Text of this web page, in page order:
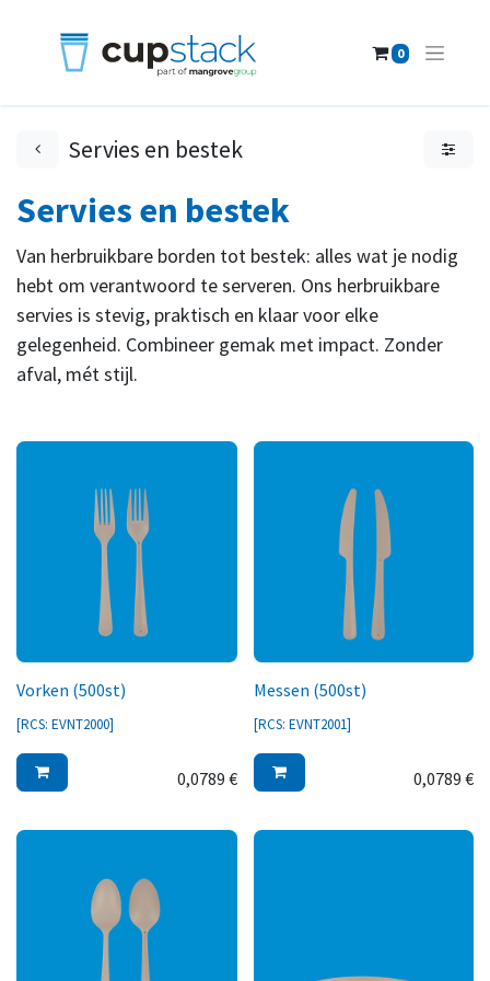
0
Servies en bestek
Servies en bestek
Van herbruikbare borden tot bestek: alles wat je nodig
hebt om verantwoord te serveren. Ons herbruikbare
servies is stevig, praktisch en klaar voor elke
gelegenheid. Combineer gemak met impact. Zonder
afval, mét stijl.
Vorken (500st)
[RCS: EVNT2000]
0,0789 €
Messen (500st)
[RCS: EVNT2001]
0,0789 €